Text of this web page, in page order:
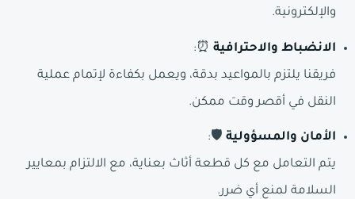
والإلكترونية.
الانضباط والاحترافية⏰:
فريقنا يلتزم بالمواعيد بدقة، ويعمل بكفاءة لإتمام عملية
النقل في أقصر وقت ممكن.
الأمان والمسؤولية🛡️:
يتم التعامل مع كل قطعة أثاث بعناية، مع الالتزام بمعايير
السلامة لمنع أي ضرر.